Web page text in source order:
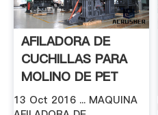
AFILADORA DE
CUCHILLAS PARA
MOLINO DE PET
INDUCA.
13 Oct 2016 ... MAQUINA